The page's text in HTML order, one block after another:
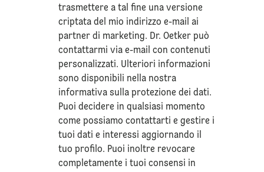
trasmettere a tal fine una versione
criptata del mio indirizzo e-mail ai
partner di marketing. Dr. Oetker può
contattarmi via e-mail con contenuti
personalizzati. Ulteriori informazioni
sono disponibili nella nostra
informativa sullaprotezione dei dati.
Puoi decidere in qualsiasi momento
come possiamo contattarti e gestire i
tuoi dati e interessi aggiornando il
tuo profilo. Puoi inoltre revocare
completamente i tuoi consensi in